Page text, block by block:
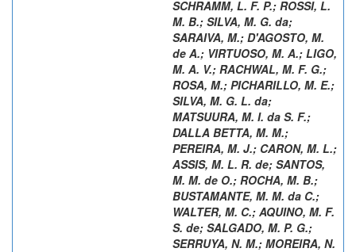
SCHRAMM, L. F. P.; ROSSI, L.
M. B.; SILVA, M. G. da;
SARAIVA, M.; D'AGOSTO, M.
de A.; VIRTUOSO, M. A.; LIGO,
M. A. V.; RACHWAL, M. F. G.;
ROSA, M.; PICHARILLO, M. E.;
SILVA, M. G. L. da;
MATSUURA, M. I. da S. F.;
DALLA BETTA, M. M.;
PEREIRA, M. J.; CARON, M. L.;
ASSIS, M. L. R. de; SANTOS,
M. M. de O.; ROCHA, M. B.;
BUSTAMANTE, M. M. da C.;
WALTER, M. C.; AQUINO, M. F.
S. de; SALGADO, M. P. G.;
SERRUYA, N. M.; MOREIRA, N.